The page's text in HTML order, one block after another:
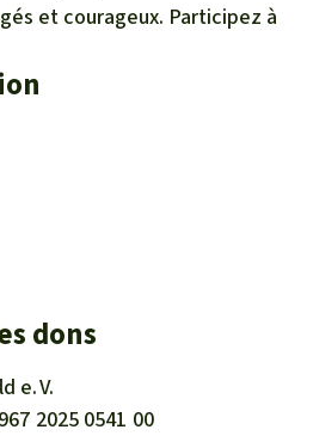
et courageux. Participez à
dons
e. V.
2025 0541 00